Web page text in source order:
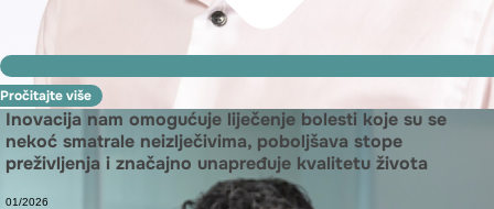
Pročitajte više
Inovacija nam omogućuje liječenje bolesti koje su se
nekoć smatrale neizlječivima, poboljšava stope
preživljenja i značajno unapređuje kvalitetu života
01/2026